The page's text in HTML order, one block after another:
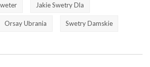
Jakie Swetry Dla
Orsay Ubrania Swetry Damskie